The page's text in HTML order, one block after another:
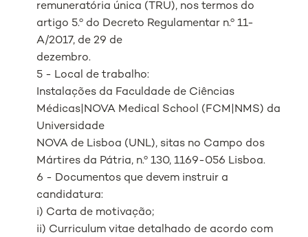
remuneratória única (TRU), nos termos do
artigo 5.º do Decreto Regulamentar n.º 11-
A/2017, de 29 de
dezembro.
5 - Local de trabalho:
Instalações da Faculdade de Ciências
Médicas|NOVA Medical School (FCM|NMS) da
Universidade
NOVA de Lisboa (UNL), sitas no Campo dos
Mártires da Pátria, n.º 130, 1169-056 Lisboa.
6 - Documentos que devem instruir a
candidatura:
i) Carta de motivação;
ii) Curriculum vitae detalhado de acordo com